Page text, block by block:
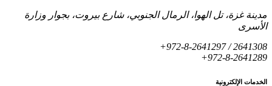
غزة، تل الهوا، الرمال الجنوبي، شارع بيروت، بجوار وزارة
+972-8-2641297 /
+972-8-
الإلكترونية